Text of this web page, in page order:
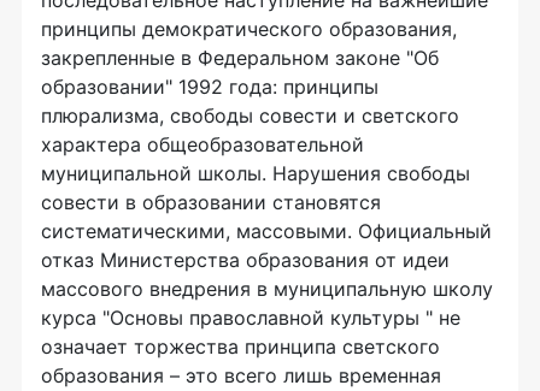
принципы демократического образования,
закрепленные в Федеральном законе "Об
образовании" 1992 года: принципы
плюрализма, свободы совести и светского
характера общеобразовательной
муниципальной школы. Нарушения свободы
совести в образовании становятся
систематическими, массовыми. Официальный
отказ Министерства образования от идеи
массового внедрения в муниципальную школу
курса "Основы православной культуры " не
означает торжества принципа светского
образования – это всего лишь временная